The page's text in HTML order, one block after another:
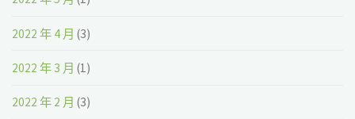
2022 年 4 月 (3)
2022 年 3 月 (1)
2022 年 2 月 (3)